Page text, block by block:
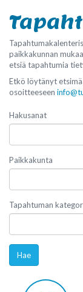
paikkakunnan
etsiä tapahtumia
Etkö löytänyt
osoitteeseen
Hakusanat
Paikkakunta
Tapahtuman
Hae